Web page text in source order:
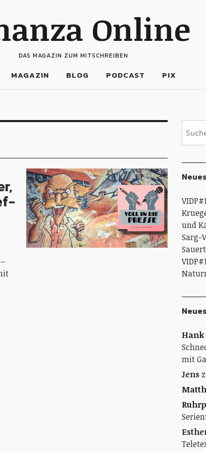
Online
DAS MAGAZIN ZUM MITSCHREIBEN
MAGAZIN BLOG PODCAST PIX
und
Sarg-
mit
Jens